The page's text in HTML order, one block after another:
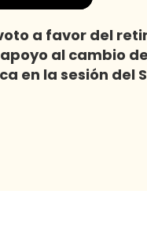
a favor del
al cambio
en la sesión del